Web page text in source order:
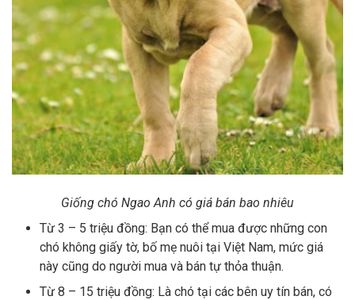
Giống chó Ngao Anh có giá bán bao nhiêu
Từ 3 – 5 triệu đồng: Bạn có thể mua được những con
chó không giấy tờ, bố mẹ nuôi tại Việt Nam, mức giá
này cũng do người mua và bán tự thỏa thuận.
Từ 8 – 15 triệu đồng: Là chó tại các bên uy tín bán, có